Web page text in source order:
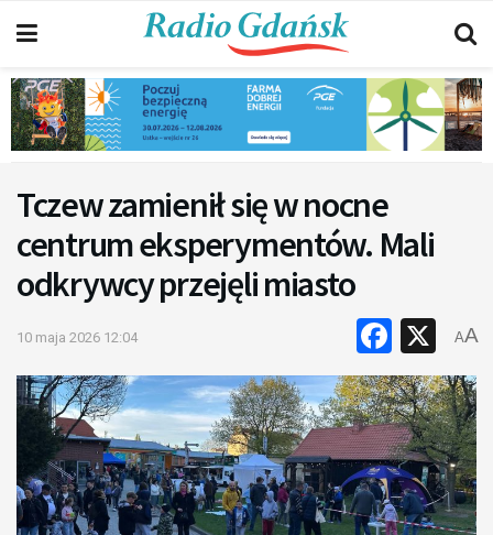
Tczew zamienił się w nocne
centrum eksperymentów. Mali
odkrywcy przejęli miasto
10 maja 2026 12:04 X
AA